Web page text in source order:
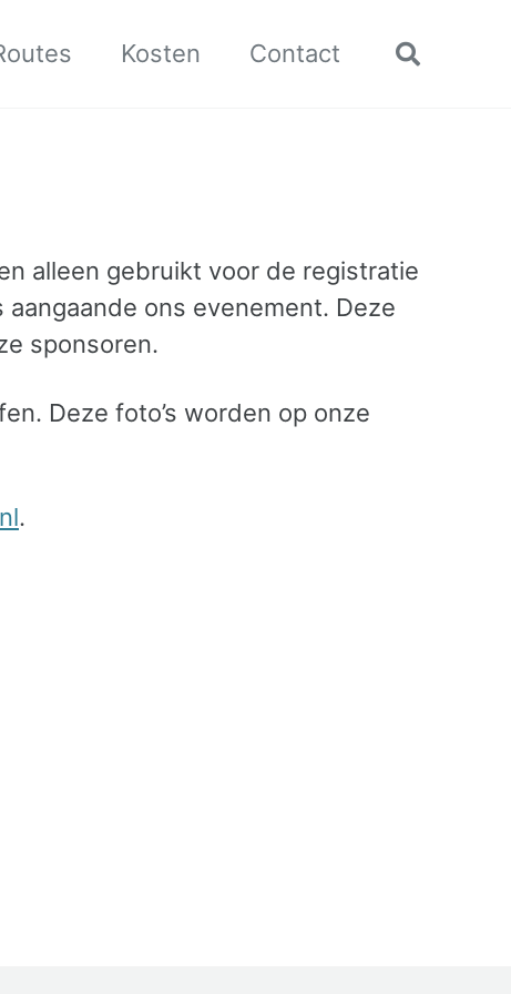
Kosten Contact
Toggle
alleen gebruikt voor de registratie
ons evenement. Deze
sponsoren.
Deze foto’s worden op onze
.